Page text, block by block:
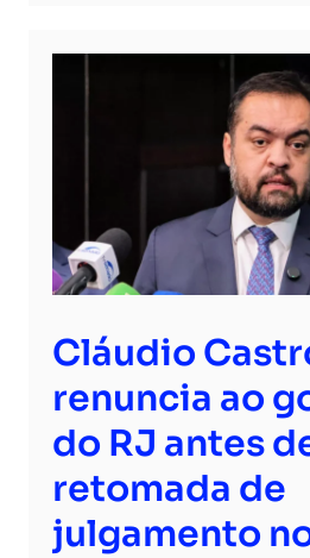
Cláudio
renuncia ao
do RJ antes
retomada de
julgamento no